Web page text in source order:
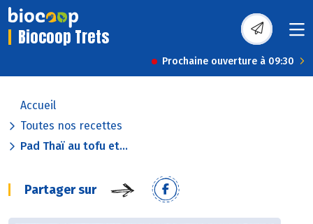
Biocoop Trets
Prochaine ouverture à 09:30
Accueil
Toutes nos recettes
Pad Thaï au tofu et...
Partager sur